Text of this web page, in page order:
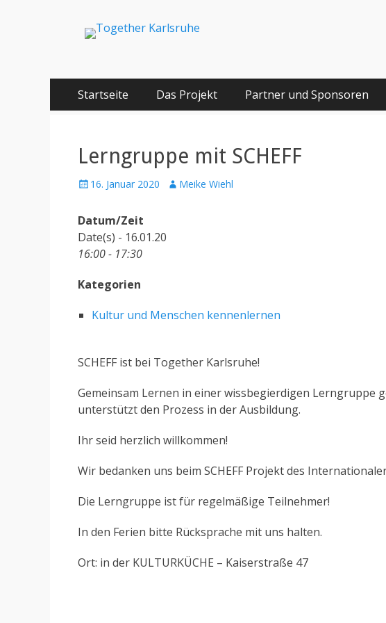
Together Karlsruhe
Integration von jungen Menschen mit Fluchterfahrung und
Primäres Menü
zum
Startseite Das Projekt Partner und Sponsoren
Lerngruppe mit SCHEFF
Posted
16. Januar 2020 Author
Meike Wiehl
Datum/Zeit
Date(s) - 16.01.20
16:00 - 17:30
Kategorien
Kultur und Menschen kennenlernen
SCHEFF ist bei Together Karlsruhe!
Gemeinsam Lernen in einer wissbegierdigen Lerngruppe
unterstützt den Prozess in der Ausbildung.
Ihr seid herzlich willkommen!
Wir bedanken uns beim SCHEFF Projekt des
Die Lerngruppe ist für regelmäßige Teilnehmer!
In den Ferien bitte Rücksprache mit uns halten.
Ort: in der KULTURKÜCHE – Kaiserstraße 47